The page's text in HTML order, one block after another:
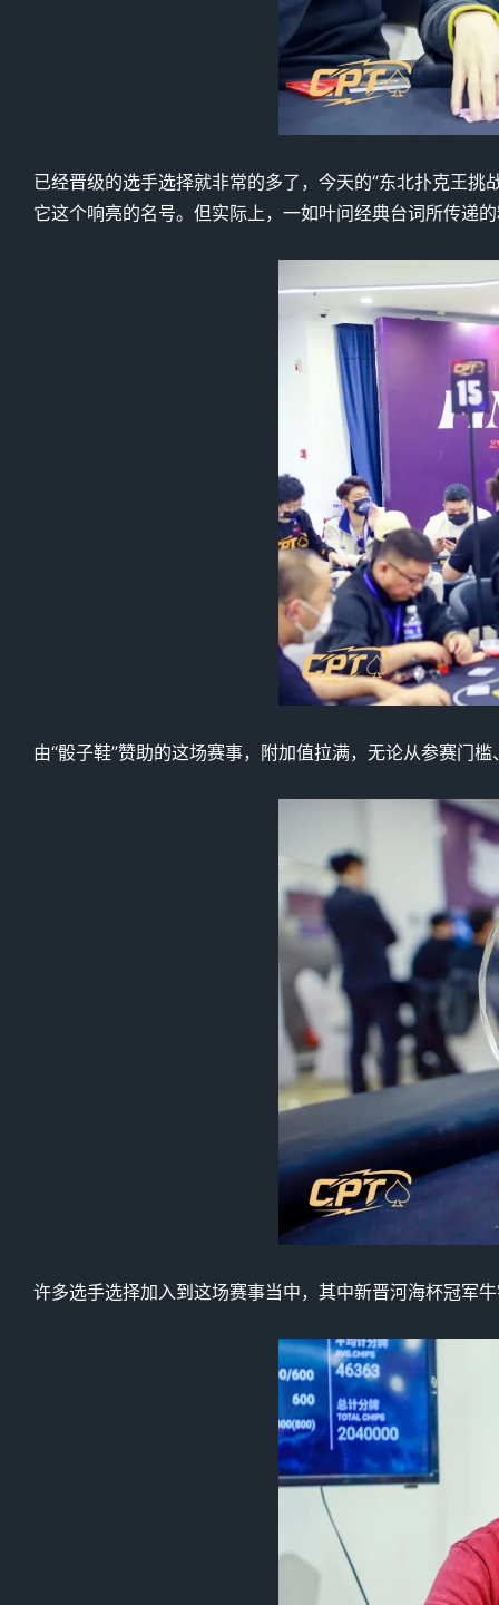
已经晋级的选手选择就非常的多了，今天的“东北扑克王
它这个响亮的名号。但实际上，一如叶问经典台词所传递
由“骰子鞋”赞助的这场赛事，附加值拉满，无论从参赛门
许多选手选择加入到这场赛事当中，其中新晋河海杯冠军